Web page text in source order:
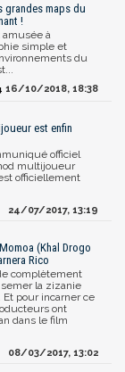
grandes maps du
!
amusée à
simple et
du
16/10/2018, 18:38
est enfin
officiel
multijoueur
officiellement
24/07/2017, 13:19
(Khal Drogo
Rico
complètement
la zizanie
pour incarner ce
ont
dans le film
08/03/2017, 13:02